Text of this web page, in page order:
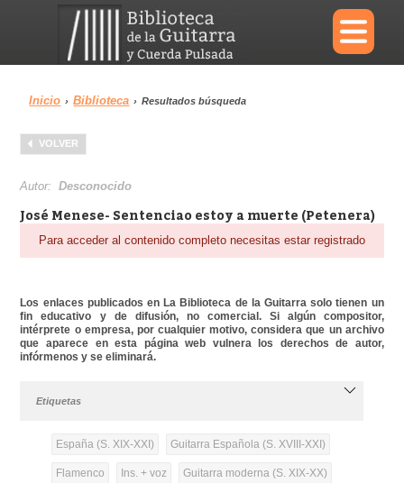
×
Menu
Biblioteca
Inicio › Biblioteca › Resultados búsqueda
VOLVER
Autor:Desconocido
José Menese- Sentenciao estoy a muerte (Petenera)
Para acceder al contenido completo necesitas estar registrado
Los enlaces publicados en La Biblioteca de la Guitarra solo tienen un
fin educativo y de difusión, no comercial. Si algún compositor,
intérprete o empresa, por cualquier motivo, considera que un archivo
que aparece en esta página web vulnera los derechos de autor,
infórmenos y se eliminará.
Etiquetas
España (S. XIX-XXI) Guitarra Española (S. XVIII-XXI)
Flamenco Ins. + voz Guitarra moderna (S. XIX-XX)